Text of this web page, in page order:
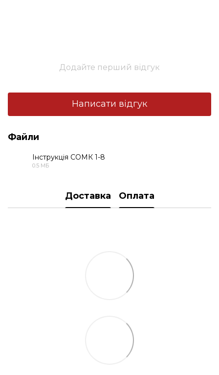
Додайте перший відгук
Написати відгук
Файли
Інструкція СОМК 1-8
0.5 МБ
Доставка Оплата